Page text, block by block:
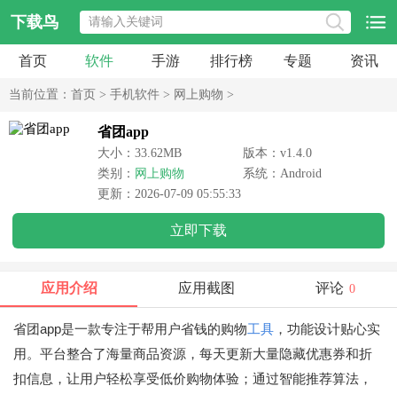
下载鸟
首页 软件 手游 排行榜 专题 资讯
当前位置： 首页 > 手机软件 > 网上购物 >
省团app
大小：33.62MB
版本：v1.4.0
类别： 网上购物
系统：Android
更新：2026-07-09 05:55:33
立即下载
应用介绍 应用截图 评论 0
省团app是一款专注于帮用户省钱的购物工具 ，功能设计贴心实
用。平台整合了海量商品资源，每天更新大量隐藏优惠券和折
扣信息，让用户轻松享受低价购物体验；通过智能推荐算法，